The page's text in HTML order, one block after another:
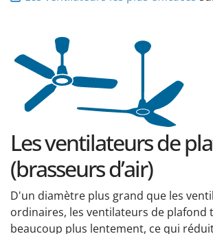
Les ventilateurs de
(brasseurs d’air)
D'un diamètre plus grand que les
ordinaires, les ventilateurs de plafond
beaucoup plus lentement, ce qui